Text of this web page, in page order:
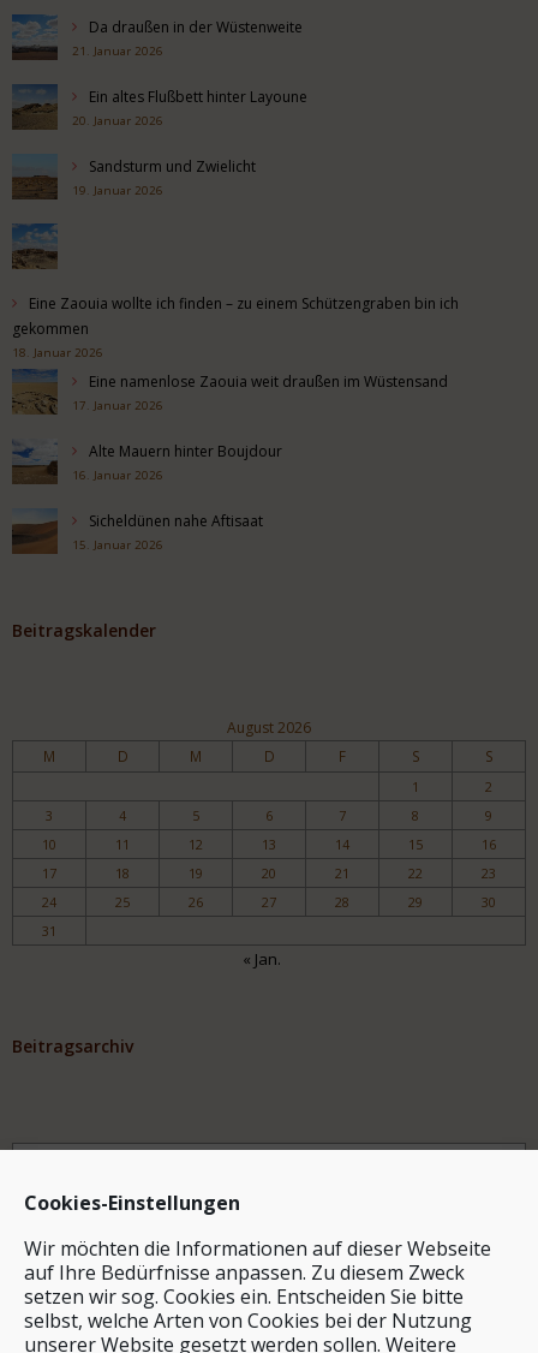
Cookies-Einstellungen
Wir möchten die Informationen auf dieser Webseite
auf Ihre Bedürfnisse anpassen. Zu diesem Zweck
setzen wir sog. Cookies ein. Entscheiden Sie bitte
selbst, welche Arten von Cookies bei der Nutzung
unserer Website gesetzt werden sollen. Weitere
Da draußen in der Wüstenweite
21. Januar 2026
Ein altes Flußbett hinter Layoune
20. Januar 2026
Sandsturm und Zwielicht
19. Januar 2026
Eine Zaouia wollte ich finden – zu einem Schützengraben bin ich
gekommen
18. Januar 2026
Eine namenlose Zaouia weit draußen im Wüstensand
17. Januar 2026
Alte Mauern hinter Boujdour
16. Januar 2026
Sicheldünen nahe Aftisaat
15. Januar 2026
Beitragskalender
August 2026
M D M D F S S
1
2
3
4 5 6 7 8
9
10
11 12 13 14 15
16
17
18 19 20 21 22
23
24
25 26 27 28 29
30
31
« Jan.
Beitragsarchiv
Archiv